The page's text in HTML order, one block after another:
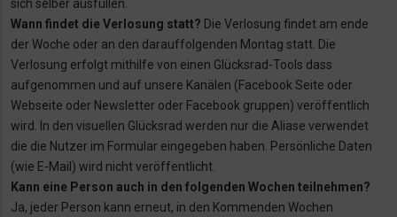
sich selber ausfüllen.
Wann findet die Verlosung statt? Die Verlosung findet am ende
der Woche oder an den darauffolgenden Montag statt. Die
Verlosung erfolgt mithilfe von einen Glücksrad-Tools dass
aufgenommen und auf unsere Kanälen (Facebook Seite oder
Webseite oder Newsletter oder Facebook gruppen) veröffentlich
wird. In den visuellen Glücksrad werden nur die Aliase verwendet
die die Nutzer im Formular eingegeben haben. Persönliche Daten
(wie E-Mail) wird nicht veröffentlicht.
Kann eine Person auch in den folgenden Wochen teilnehmen?
Ja, jeder Person kann erneut, in den Kommenden Wochen